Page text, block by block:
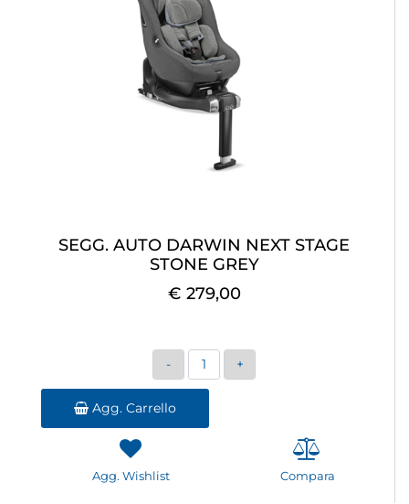
SEGG. AUTO DARWIN NEXT STAGE
STONE GREY
€ 279,00
Quantità
Agg. Carrello
Agg. Wishlist Compara